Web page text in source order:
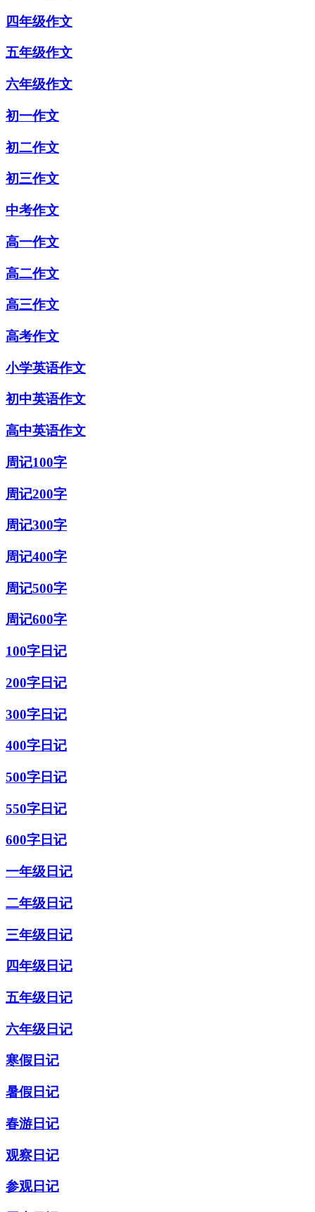
四年级作文
五年级作文
六年级作文
初一作文
初二作文
初三作文
中考作文
高一作文
高二作文
高三作文
高考作文
小学英语作文
初中英语作文
高中英语作文
周记100字
周记200字
周记300字
周记400字
周记500字
周记600字
100字日记
200字日记
300字日记
400字日记
500字日记
550字日记
600字日记
一年级日记
二年级日记
三年级日记
四年级日记
五年级日记
六年级日记
寒假日记
暑假日记
春游日记
观察日记
参观日记